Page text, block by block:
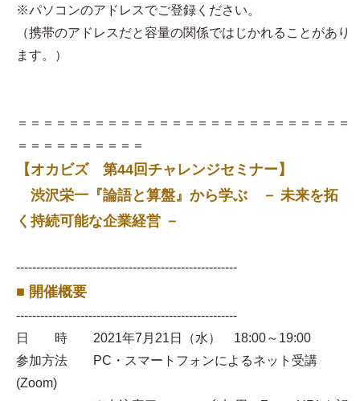
※パソコンのアドレスでご登録ください。
（携帯のアドレスだと容量の関係ではじかれることがあり
ます。）
＝＝＝＝＝＝＝＝＝＝＝＝＝＝＝＝＝＝＝＝＝＝＝＝＝＝
＝＝＝＝＝＝＝＝＝＝
【オカビズ 第44回チャレンジセミナー】
渋沢栄一『論語と算盤』から学ぶ － 未来を拓
く持続可能な企業経営 －
-------------------------------------------------------
■ 開催概要
-------------------------------------------------------
日 時 2021年7月21日（水） 18:00～19:00
参加方法 PC・スマートフォンによるネット受講
(Zoom)